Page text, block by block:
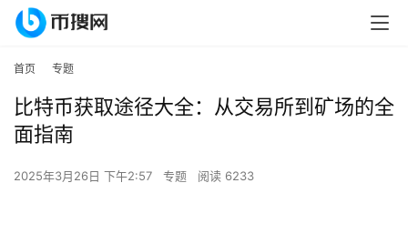
首页 专题
比特币获取途径大全：从交易所到矿场的全
面指南
2025年3月26日 下午2:57 专题 阅读 6233